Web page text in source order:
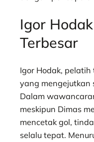
Igor
Terbesar
Igor Hodak,
yang mengejutkan
Dalam
meskipun Dimas
mencetak gol,
selalu tepat.